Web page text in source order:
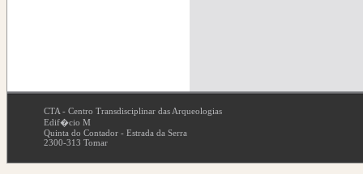
CTA - Centro Transdisciplinar das Arqueologias
Edif�cio M
Quinta do Contador - Estrada da Serra
2300-313 Tomar